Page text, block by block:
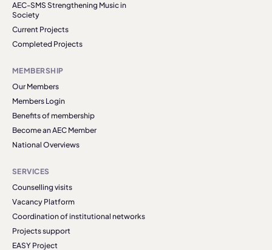
AEC-SMS Strengthening Music in
Society
Current Projects
Completed Projects
MEMBERSHIP
Our Members
Members Login
Benefits of membership
Become an AEC Member
National Overviews
SERVICES
Counselling visits
Vacancy Platform
Coordination of institutional networks
Projects support
EASY Project